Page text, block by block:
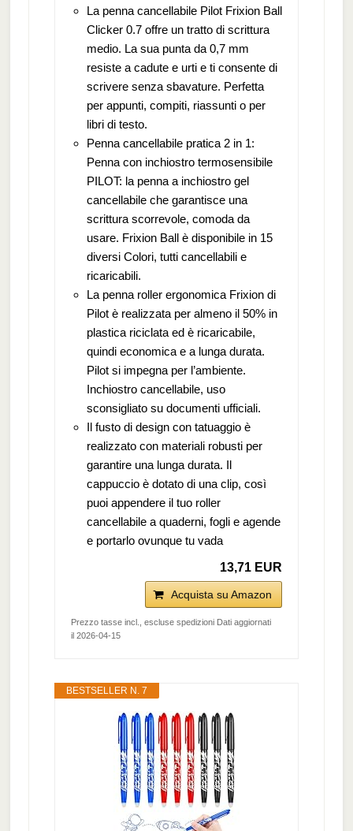
La penna cancellabile Pilot Frixion Ball
Clicker 0.7 offre un tratto di scrittura
medio. La sua punta da 0,7 mm
resiste a cadute e urti e ti consente di
scrivere senza sbavature. Perfetta
per appunti, compiti, riassunti o per
libri di testo.
Penna cancellabile pratica 2 in 1:
Penna con inchiostro termosensibile
PILOT: la penna a inchiostro gel
cancellabile che garantisce una
scrittura scorrevole, comoda da
usare. Frixion Ball è disponibile in 15
diversi Colori, tutti cancellabili e
ricaricabili.
La penna roller ergonomica Frixion di
Pilot è realizzata per almeno il 50% in
plastica riciclata ed è ricaricabile,
quindi economica e a lunga durata.
Pilot si impegna per l’ambiente.
Inchiostro cancellabile, uso
sconsigliato su documenti ufficiali.
Il fusto di design con tatuaggio è
realizzato con materiali robusti per
garantire una lunga durata. Il
cappuccio è dotato di una clip, così
puoi appendere il tuo roller
cancellabile a quaderni, fogli e agende
e portarlo ovunque tu vada
13,71 EUR
Acquista su Amazon
Prezzo tasse incl., escluse spedizioni Dati aggiornati
il 2026-04-15
BESTSELLER N. 7